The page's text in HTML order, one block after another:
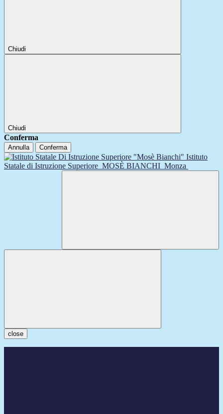
Chiudi
Chiudi
Conferma
Annulla Conferma
Istituto
Statale di Istruzione Superiore MOSÈ BIANCHI Monza
close